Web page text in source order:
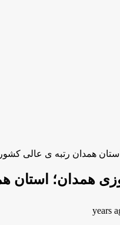
همدان رتبه ی عالی
همدان؛ استان